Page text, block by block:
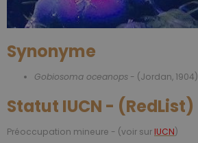
Synonyme
Gobiosoma oceanops - (Jordan, 1904)
Statut IUCN - (RedList)
Préoccupation mineure - (voir sur IUCN)